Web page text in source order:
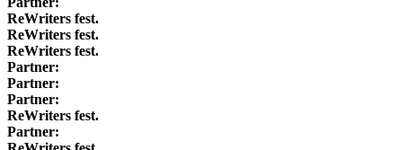
ReWriters fest.
ReWriters fest.
ReWriters fest.
Partner:
Partner:
Partner:
ReWriters fest.
Partner: